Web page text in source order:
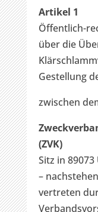
Artikel 1
Öffentlich-
über die
Gestellung
zwischen
(ZVK)
Sitz in
–
vertreten